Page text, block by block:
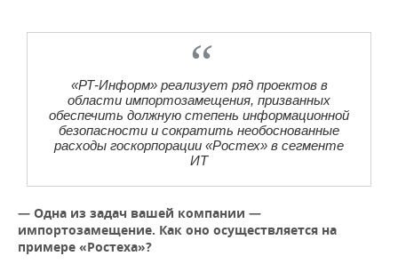
«РТ-Информ» реализует ряд проектов в
области импортозамещения, призванных
обеспечить должную степень информационной
безопасности и сократить необоснованные
расходы госкорпорации «Ростех» в сегменте
ИТ
— Одна из задач вашей компании —
импортозамещение. Как оно осуществляется на
примере «Ростеха»?